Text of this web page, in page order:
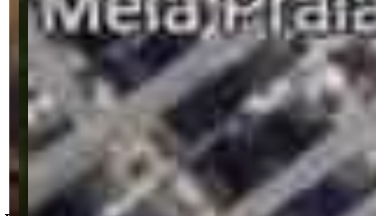
3 banheiros
3 banheiros
2 vagas
126 m² priv.
126 m² priv.
3.185m do mar